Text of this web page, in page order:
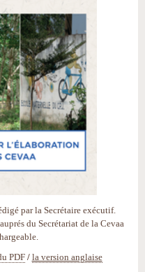
par la Secrétaire exécutif.
du Secrétariat de la Cevaa
PDF/ la version anglaise